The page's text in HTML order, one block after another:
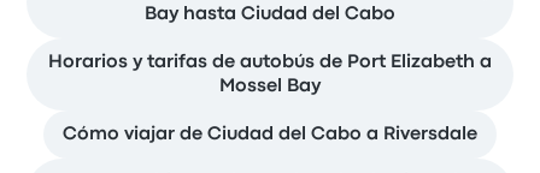
Bay hasta Ciudad del Cabo
Horarios y tarifas de autobús de Port Elizabeth a
Mossel Bay
Cómo viajar de Ciudad del Cabo a Riversdale